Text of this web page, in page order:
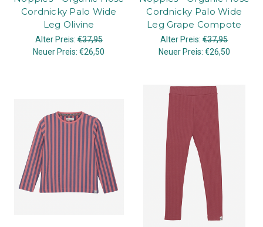
Cordnicky Palo Wide
Leg Olivine
Alter Preis:€37,95
Neuer Preis:€26,50
Cordnicky Palo Wide
Leg Grape Compote
Alter Preis:€37,95
Neuer Preis: €26,50